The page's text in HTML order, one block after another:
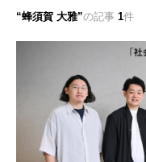
蜂須賀 大雅 の記事 1件